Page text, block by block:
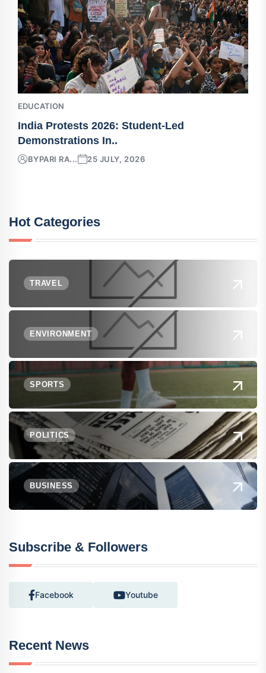
EDUCATION
India Protests 2026: Student-Led
Demonstrations In..
BYPARI RA... 25 JULY, 2026
Hot Categories
TRAVEL
ENVIRONMENT
SPORTS
POLITICS
BUSINESS
Subscribe & Followers
Facebook Youtube
Recent News